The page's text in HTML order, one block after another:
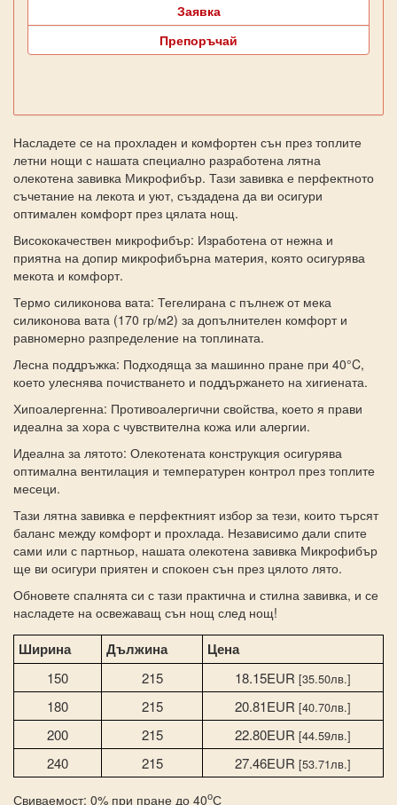
Заявка
Препоръчай
Насладете се на прохладен и комфортен сън през топлите
летни нощи с нашата специално разработена лятна
олекотена завивка Микрофибър. Тази завивка е перфектното
съчетание на лекота и уют, създадена да ви осигури
оптимален комфорт през цялата нощ.
Висококачествен микрофибър: Изработена от нежна и
приятна на допир микрофибърна материя, която осигурява
мекота и комфорт.
Термо силиконова вата: Тегелирана с пълнеж от мека
силиконова вата (170 гр/м2) за допълнителен комфорт и
равномерно разпределение на топлината.
Лесна поддръжка: Подходяща за машинно пране при 40°C,
което улеснява почистването и поддържането на хигиената.
Хипоалергенна: Противоалергични свойства, което я прави
идеална за хора с чувствителна кожа или алергии.
Идеална за лятото: Олекотената конструкция осигурява
оптимална вентилация и температурен контрол през топлите
месеци.
Тази лятна завивка е перфектният избор за тези, които търсят
баланс между комфорт и прохлада. Независимо дали спите
сами или с партньор, нашата олекотена завивка Микрофибър
ще ви осигури приятен и спокоен сън през цялото лято.
Обновете спалнята си с тази практична и стилна завивка, и се
насладете на освежаващ сън нощ след нощ!
Ширина Дължина Цена
150 215 18.15EUR [35.50лв.]
180 215 20.81EUR [40.70лв.]
200 215 22.80EUR [44.59лв.]
240 215 27.46EUR [53.71лв.]
Свиваемост: 0% при пране до 40оС